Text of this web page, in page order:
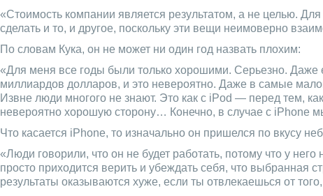
«Стоимость компании является результатом, а не целью.
сделать и то, и другое, поскольку эти вещи неимоверно
По словам Кука, он не может ни один год назвать плохим:
«Для меня все годы были только хорошими. Серьезно. Даже
миллиардов долларов, и это невероятно. Даже в самые
Извне люди многого не знают. Это как с iPod — перед тем,
невероятно хорошую сторону… Конечно, в случае с iPhone
Что касается iPhone, то изначально он пришелся по вкусу
«Люди говорили, что он не будет работать, потому что у
просто приходится верить и убеждать себя, что выбранная
результаты оказываются хуже, если ты отвлекаешься от